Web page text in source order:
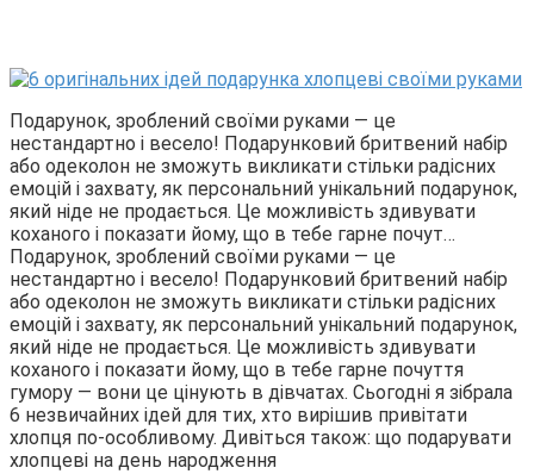
Подарунок, зроблений своїми руками — це
нестандартно і весело! Подарунковий бритвений набір
або одеколон не зможуть викликати стільки радісних
емоцій і захвату, як персональний унікальний подарунок,
який ніде не продається. Це можливість здивувати
коханого і показати йому, що в тебе гарне почут…
Подарунок, зроблений своїми руками — це
нестандартно і весело! Подарунковий бритвений набір
або одеколон не зможуть викликати стільки радісних
емоцій і захвату, як персональний унікальний подарунок,
який ніде не продається. Це можливість здивувати
коханого і показати йому, що в тебе гарне почуття
гумору — вони це цінують в дівчатах. Сьогодні я зібрала
6 незвичайних ідей для тих, хто вирішив привітати
хлопця по-особливому. Дивіться також: що подарувати
хлопцеві на день народження